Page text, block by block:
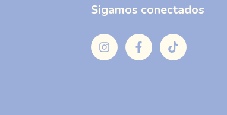
Sigamos conectados